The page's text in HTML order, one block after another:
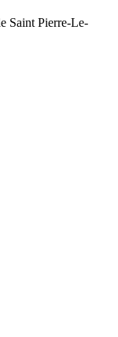
Saint Pierre-Le-